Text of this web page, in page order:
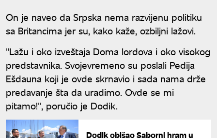
On je naveo da Srpska nema razvijenu politiku
sa Britancima jer su, kako kaže, ozbiljni lažovi.
"Lažu i oko izveštaja Doma lordova i oko visokog
predstavnika. Svojevremeno su poslali Pedija
Ešdauna koji je ovde skrnavio i sada nama drže
predavanje šta da uradimo. Ovde se mi
pitamo!", poručio je Dodik.
Dodik obišao Saborni hram u